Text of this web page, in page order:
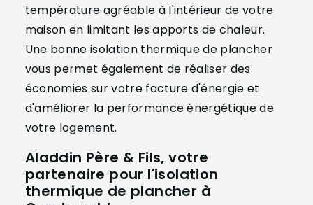
température agréable à l'intérieur de votre
maison en limitant les apports de chaleur.
Une bonne isolation thermique de plancher
vous permet également de réaliser des
économies sur votre facture d'énergie et
d'améliorer la performance énergétique de
votre logement.
Aladdin Père & Fils, votre
partenaire pour l'isolation
thermique de plancher à